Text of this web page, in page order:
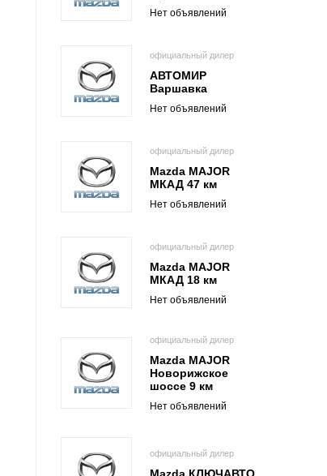
Нет объявлений
официальный дилер
АВТОМИР
Варшавка
Нет объявлений
официальный дилер
Mazda MAJOR
МКАД 47 км
Нет объявлений
официальный дилер
Mazda MAJOR
МКАД 18 км
Нет объявлений
официальный дилер
Mazda MAJOR
Новорижское
шоссе 9 км
Нет объявлений
официальный дилер
Mazda КЛЮЧАВТО